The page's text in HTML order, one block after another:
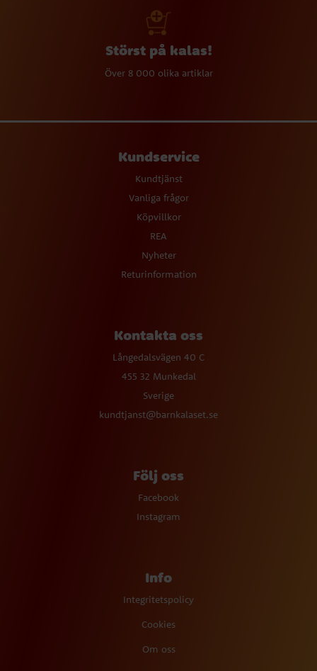
Störst på kalas!
Över 8 000 olika artiklar
Kundservice
Kundtjänst
Vanliga frågor
Köpvillkor
REA
Nyheter
Returinformation
Kontakta oss
Långedalsvägen 40 C
455 32 Munkedal
Sverige
kundtjanst@barnkalaset.se
Följ oss
Facebook
Instagram
Info
Integritetspolicy
Cookies
Om oss